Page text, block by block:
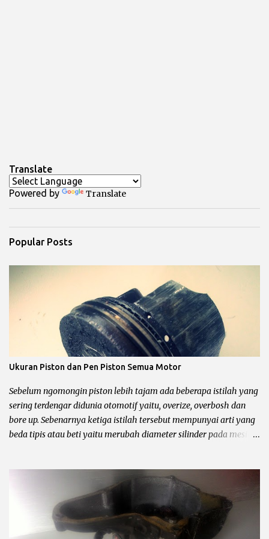
Translate
Powered by Translate
Popular Posts
Ukuran Piston dan Pen Piston Semua Motor
Sebelum ngomongin piston lebih tajam ada beberapa istilah yang
sering terdengar didunia otomotif yaitu, overize, overbosh dan
bore up. Sebenarnya ketiga istilah tersebut mempunyai arti yang
beda tipis atau beti yaitu merubah diameter silinder pada mesin
diameter silinder dengan cara di korter dan mengganti piston
dengan ukuran yang lebih besar sesuai dengan standar pabrik.
pabrikan sepeda motor biasanya menyediakan 4 piston oversize
dari piston standar yaitu OS 25, OS 50, OS 75, OS 100, untuk lebih
jelas simak contoh dibawah ini. Contoh Yamaha Crypton ukuran